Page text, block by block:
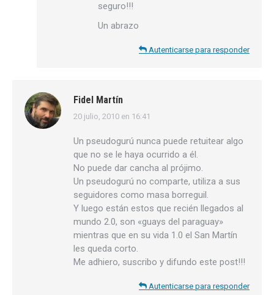
seguro!!!
Un abrazo
Autenticarse para responder
Fidel Martín
dice:
20 julio, 2010 en 16:41
Un pseudogurú nunca puede retuitear algo
que no se le haya ocurrido a él.
No puede dar cancha al prójimo.
Un pseudogurú no comparte, utiliza a sus
seguidores como masa borreguil.
Y luego están estos que recién llegados al
mundo 2.0, son «guays del paraguay»
mientras que en su vida 1.0 el San Martín
les queda corto.
Me adhiero, suscribo y difundo este post!!!
Autenticarse para responder